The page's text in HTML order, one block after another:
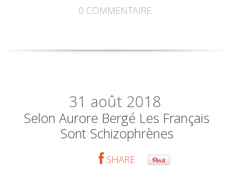
0 COMMENTAIRE
31 août 2018
Selon Aurore Bergé Les Français
Sont Schizophrènes
SHARE